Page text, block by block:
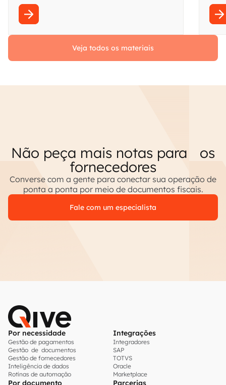
Veja todos os materiais
Não peça mais notas para os
fornecedores
Converse com a gente para conectar sua operação de
ponta a ponta por meio de documentos fiscais.
Fale com um especialista
Por necessidade
Gestão de pagamentos
Gestão de documentos
Gestão de fornecedores
Inteligência de dados
Rotinas de automação
Integrações
Integradores
SAP
TOTVS
Oracle
Marketplace
Por documento Parcerias